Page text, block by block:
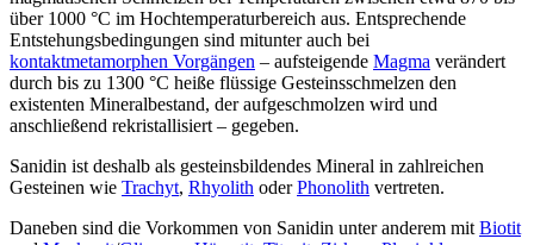
über 1000 °C im Hochtemperaturbereich aus. Entsprechende
Entstehungsbedingungen sind mitunter auch bei
kontaktmetamorphen Vorgängen – aufsteigende Magma verändert
durch bis zu 1300 °C heiße flüssige Gesteinsschmelzen den
existenten Mineralbestand, der aufgeschmolzen wird und
anschließend rekristallisiert – gegeben.
Sanidin ist deshalb als gesteinsbildendes Mineral in zahlreichen
Gesteinen wie Trachyt, Rhyolith oderPhonolith vertreten.
Daneben sind die Vorkommen von Sanidin unter anderem mitBiotit